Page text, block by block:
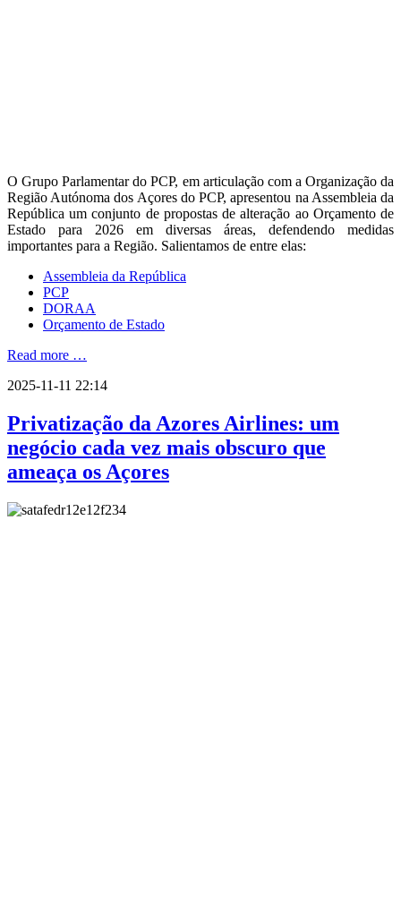
O Grupo Parlamentar do PCP, em articulação com a Organização da
Região Autónoma dos Açores do PCP, apresentou na Assembleia da
República um conjunto de propostas de alteração ao Orçamento de
Estado para 2026 em diversas áreas, defendendo medidas
importantes para a Região. Salientamos de entre elas:
Assembleia da República
PCP
DORAA
Orçamento de Estado
Read more …
2025-11-11 22:14
Privatização da Azores Airlines: um
negócio cada vez mais obscuro que
ameaça os Açores